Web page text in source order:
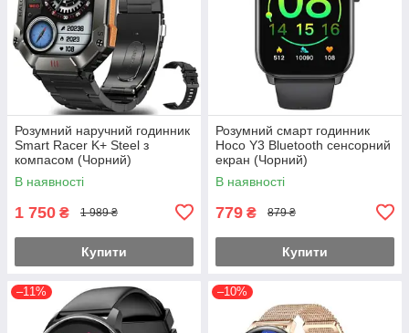
Розумний наручний годинник
Smart Racer K+ Steel з
компасом (Чорний)
В наявності
1 750 ₴ 1 989 ₴
Купити
Розумний смарт годинник
Hoco Y3 Bluetooth сенсорний
екран (Чорний)
В наявності
779 ₴ 879 ₴
Купити
–11% –10%